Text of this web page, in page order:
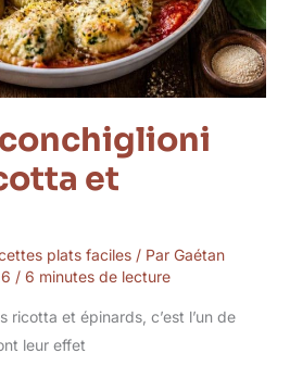
et
plats faciles/ Par Gaétan
/ 6 minutes de lecture
ricotta et épinards, c’est l’un de
leur effet